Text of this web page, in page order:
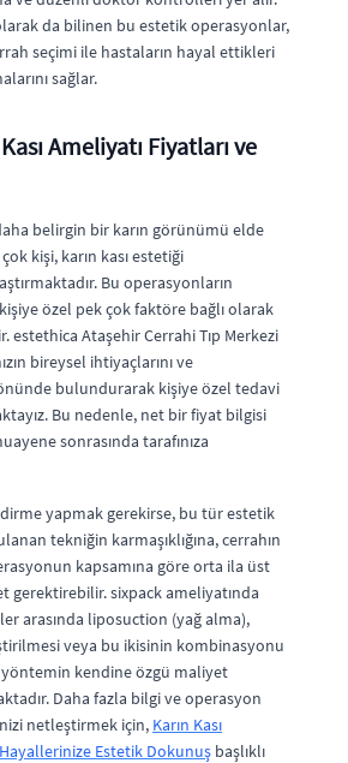
da bilinen bu estetik operasyonlar,
seçimi ile hastaların hayal ettikleri
sağlar.
Ameliyatı Fiyatları ve
belirgin bir karın görünümü elde
kişi, karın kası estetiği
Bu operasyonların
özel pek çok faktöre bağlı olarak
estethica Ataşehir Cerrahi Tıp Merkezi
bireysel ihtiyaçlarını ve
bulundurarak kişiye özel tedavi
Bu nedenle, net bir fiyat bilgisi
sonrasında tarafınıza
yapmak gerekirse, bu tür estetik
tekniğin karmaşıklığına, cerrahın
kapsamına göre orta ila üst
gerektirebilir. sixpack ameliyatında
arasında liposuction (yağ alma),
veya bu ikisinin kombinasyonu
kendine özgü maliyet
Daha fazla bilgi ve operasyon
netleştirmek için, Karın Kası
Estetik Dokunuş başlıklı